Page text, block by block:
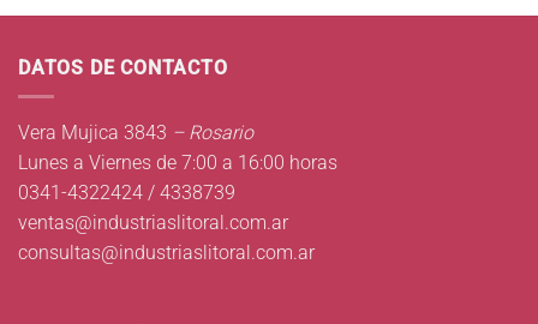
DATOS DE CONTACTO
Vera Mujica 3843 – Rosario
Lunes a Viernes de 7:00 a 16:00 horas
0341-4322424 / 4338739
ventas@industriaslitoral.com.ar
consultas@industriaslitoral.com.ar